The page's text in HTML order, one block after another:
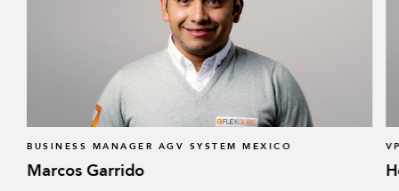
BUSINESS MANAGER AGV SYSTEM MEXICO
Marcos Garrido